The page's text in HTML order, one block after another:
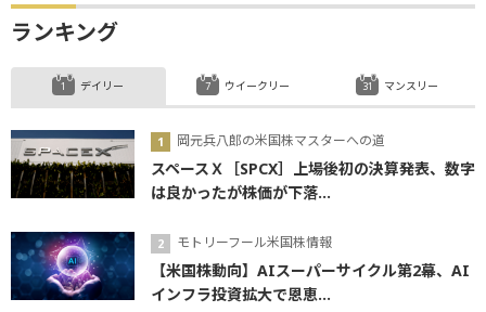
ランキング
デイリー
岡元兵八郎の米国株マスターへの道
スペースＸ［SPCX］上場後初の決算発表、数字
は良かったが株価が下落...
モトリーフール米国株情報
【米国株動向】AIスーパーサイクル第2幕、AI
インフラ投資拡大で恩恵...
ウイークリー マンスリー